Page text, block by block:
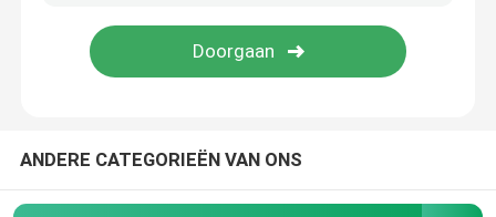
Graafwerktuigturbocompressor
Graafwerktuig Starter Motor
ANDERE CATEGORIEËN VAN ONS